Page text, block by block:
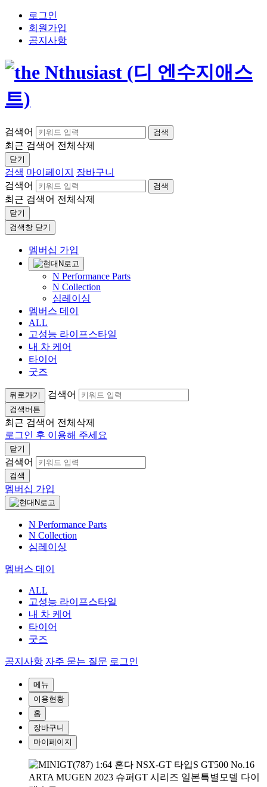
로그인
회원가입
공지사항
검색어 검색
최근 검색어 전체삭제
닫기
검색 마이페이지
장바구니
검색어
검색
최근 검색어 전체삭제
닫기
검색창 닫기
멤버십 가입
N Performance Parts
N Collection
심레이싱
멤버스 데이
ALL
고성능 라이프스타일
내 차 케어
타이어
굿즈
뒤로가기 검색어
검색버튼
최근 검색어 전체삭제
로그인 후 이용해 주세요
닫기
검색어
검색
멤버십 가입
N Performance Parts
N Collection
심레이싱
멤버스 데이
ALL
고성능 라이프스타일
내 차 케어
타이어
굿즈
공지사항 자주 묻는 질문 로그인
메뉴
이용현황
홈
장바구니
마이페이지